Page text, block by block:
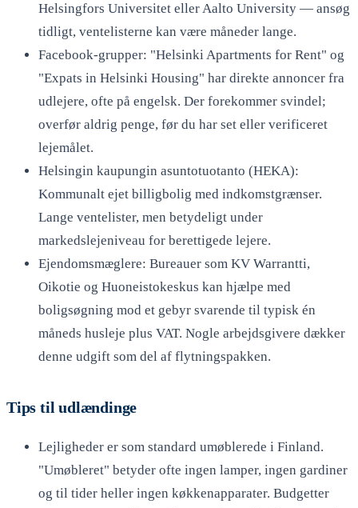
Helsingfors Universitet eller Aalto University — ansøg
tidligt, ventelisterne kan være måneder lange.
Facebook-grupper: "Helsinki Apartments for Rent" og
"Expats in Helsinki Housing" har direkte annoncer fra
udlejere, ofte på engelsk. Der forekommer svindel;
overfør aldrig penge, før du har set eller verificeret
lejemålet.
Helsingin kaupungin asuntotuotanto (HEKA):
Kommunalt ejet billigbolig med indkomstgrænser.
Lange ventelister, men betydeligt under
markedslejeniveau for berettigede lejere.
Ejendomsmæglere: Bureauer som KV Warrantti,
Oikotie og Huoneistokeskus kan hjælpe med
boligsøgning mod et gebyr svarende til typisk én
måneds husleje plus VAT. Nogle arbejdsgivere dækker
denne udgift som del af flytningspakken.
Tips til udlændinge
Lejligheder er som standard umøblerede i Finland.
"Umøbleret" betyder ofte ingen lamper, ingen gardiner
og til tider heller ingen køkkenapparater. Budgetter